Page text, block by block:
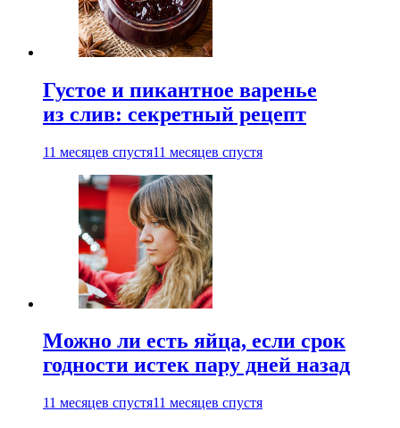
Густое и пикантное варенье
из слив: секретный рецепт
11 месяцев спустя11 месяцев спустя
Можно ли есть яйца, если срок
годности истек пару дней назад
11 месяцев спустя11 месяцев спустя